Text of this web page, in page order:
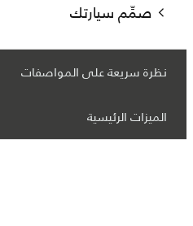
صمِّم سيارتك
نظرة سريعة على المواصفات
الميزات الرئيسية